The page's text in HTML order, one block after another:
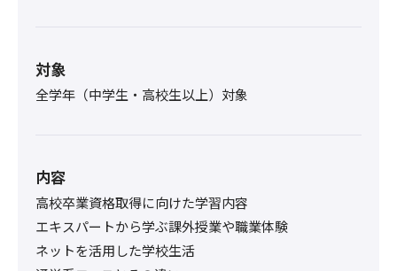
対象
全学年（中学生・高校生以上）対象
内容
高校卒業資格取得に向けた学習内容
エキスパートから学ぶ課外授業や職業体験
ネットを活用した学校生活